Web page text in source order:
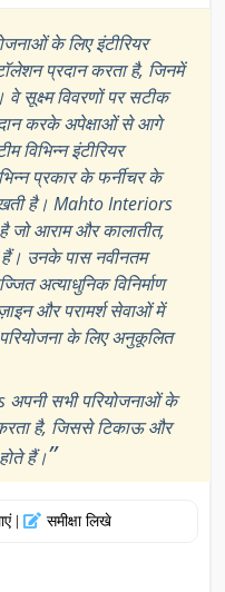
के लिए इंटीरियर
प्रदान करता है, जिनमें
वे सूक्ष्म विवरणों पर सटीक
करके अपेक्षाओं से आगे
विभिन्न इंटीरियर
प्रकार के फर्नीचर के
रखती है। Mahto Interiors
है जो आराम और कालातीत,
हैं। उनके पास नवीनतम
अत्याधुनिक विनिर्माण
और परामर्श सेवाओं में
के लिए अनुकूलित
सभी परियोजनाओं के
है, जिससे टिकाऊ और
हैं।”
| समीक्षा लिखे